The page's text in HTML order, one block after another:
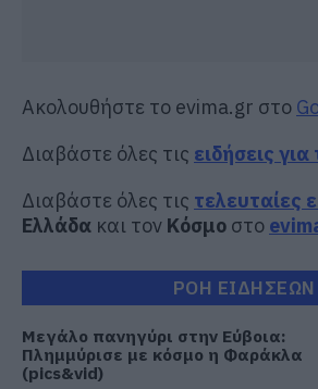
Ακολουθήστε το evima.gr στο
Διαβάστε όλες τις ειδήσεις
Διαβάστε όλες τις τελευταίες
Ελλάδα και τον Κόσμο στο
ΡΟΗ ΕΙΔΗΣΕΩΝ
Μεγάλο πανηγύρι στην Εύβοια:
Πλημμύρισε με κόσμο η Φαράκλα
(pics&vid)